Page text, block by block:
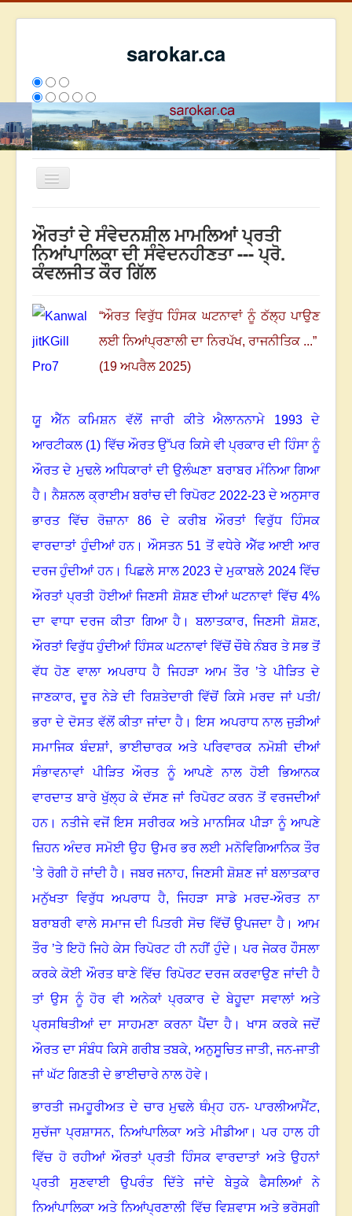
sarokar.ca
Toggle
ਰਚਨਾਵਾਂ
ਸਰੋਕਾਰ ਦੇ ਲੇਖਕ
We have 112 guests and no members online
2805282
ਇਸ ਹਫਤੇ32716 ਇਸ ਮਹੀਨੇ 41507
ਔਰਤਾਂ ਦੇ ਸੰਵੇਦਨਸ਼ੀਲ ਮਾਮਲਿਆਂ ਪ੍ਰਤੀ
ਨਿਆਂਪਾਲਿਕਾ ਦੀ ਸੰਵੇਦਨਹੀਣਤਾ --- ਪ੍ਰੋ.
ਕੰਵਲਜੀਤ ਕੌਰ ਗਿੱਲ
“ਔਰਤ ਵਿਰੁੱਧ ਹਿੰਸਕ ਘਟਨਾਵਾਂ ਨੂੰ ਠੱਲ੍ਹ ਪਾਉਣ
ਲਈ ਨਿਆਂਪ੍ਰਣਾਲੀ ਦਾ ਨਿਰਪੱਖ, ਰਾਜਨੀਤਿਕ ...”
(19 ਅਪਰੈਲ 2025)
ਯੂ ਐੱਨ ਕਮਿਸ਼ਨ ਵੱਲੋਂ ਜਾਰੀ ਕੀਤੇ ਐਲਾਨਨਾਮੇ 1993 ਦੇ
ਆਰਟੀਕਲ (1) ਵਿੱਚ ਔਰਤ ਉੱਪਰ ਕਿਸੇ ਵੀ ਪ੍ਰਕਾਰ ਦੀ ਹਿੰਸਾ ਨੂੰ
ਔਰਤ ਦੇ ਮੁਢਲੇ ਅਧਿਕਾਰਾਂ ਦੀ ਉਲੰਘਣਾ ਬਰਾਬਰ ਮੰਨਿਆ ਗਿਆ
ਹੈ ।ਨੈਸ਼ਨਲ ਕ੍ਰਾਈਮ ਬਰਾਂਚ ਦੀ ਰਿਪੋਰਟ 2022-23 ਦੇ ਅਨੁਸਾਰ
ਭਾਰਤ ਵਿੱਚ ਰੋਜ਼ਾਨਾ 86 ਦੇ ਕਰੀਬ ਔਰਤਾਂ ਵਿਰੁੱਧ ਹਿੰਸਕ
ਵਾਰਦਾਤਾਂ ਹੁੰਦੀਆਂ ਹਨ। ਔਸਤਨ 51 ਤੋਂ ਵਧੇਰੇ ਐੱਫ ਆਈ ਆਰ
ਦਰਜ ਹੁੰਦੀਆਂ ਹਨ।ਪਿਛਲੇ ਸਾਲ 2023 ਦੇ ਮੁਕਾਬਲੇ 2024 ਵਿੱਚ
ਔਰਤਾਂ ਪ੍ਰਤੀ ਹੋਈਆਂ ਜਿਣਸੀ ਸ਼ੋਸ਼ਣ ਦੀਆਂ ਘਟਨਾਵਾਂ ਵਿੱਚ 4%
ਦਾ ਵਾਧਾ ਦਰਜ ਕੀਤਾ ਗਿਆ ਹੈ ।ਬਲਾਤਕਾਰ, ਜਿਣਸੀ ਸ਼ੋਸ਼ਣ,
ਔਰਤਾਂ ਵਿਰੁੱਧ ਹੁੰਦੀਆਂ ਹਿੰਸਕ ਘਟਨਾਵਾਂ ਵਿੱਚੋਂ ਚੌਥੇ ਨੰਬਰ ਤੇ ਸਭ ਤੋਂ
ਵੱਧ ਹੋਣ ਵਾਲਾ ਅਪਰਾਧ ਹੈ ਜਿਹੜਾ ਆਮ ਤੌਰ ’ਤੇ ਪੀੜਿਤ ਦੇ
ਜਾਣਕਾਰ,ਦੂਰ ਨੇੜੇ ਦੀ ਰਿਸ਼ਤੇਦਾਰੀ ਵਿੱਚੋਂ ਕਿਸੇ ਮਰਦ ਜਾਂ ਪਤੀ/
ਭਰਾ ਦੇ ਦੋਸਤ ਵੱਲੋਂ ਕੀਤਾ ਜਾਂਦਾ ਹੈ ।ਇਸ ਅਪਰਾਧ ਨਾਲ ਜੁੜੀਆਂ
ਸਮਾਜਿਕ ਬੰਦਸ਼ਾਂ,ਭਾਈਚਾਰਕ ਅਤੇ ਪਰਿਵਾਰਕ ਨਮੋਸ਼ੀ ਦੀਆਂ
ਸੰਭਾਵਨਾਵਾਂ ਪੀੜਿਤ ਔਰਤ ਨੂੰ ਆਪਣੇ ਨਾਲ ਹੋਈ ਭਿਆਨਕ
ਵਾਰਦਾਤ ਬਾਰੇ ਖੁੱਲ੍ਹ ਕੇ ਦੱਸਣ ਜਾਂ ਰਿਪੋਰਟ ਕਰਨ ਤੋਂ ਵਰਜਦੀਆਂ
ਹਨ।ਨਤੀਜੇ ਵਜੋਂ ਇਸ ਸਰੀਰਕ ਅਤੇ ਮਾਨਸਿਕ ਪੀੜਾ ਨੂੰ ਆਪਣੇ
ਜ਼ਿਹਨ ਅੰਦਰ ਸਮੋਈ ਉਹ ਉਮਰ ਭਰ ਲਈ ਮਨੋਵਿਗਿਆਨਿਕ ਤੌਰ
’ਤੇ ਰੋਗੀ ਹੋ ਜਾਂਦੀ ਹੈ ।ਜਬਰ ਜਨਾਹ, ਜਿਣਸੀ ਸ਼ੋਸ਼ਣ ਜਾਂ ਬਲਾਤਕਾਰ
ਮਨੁੱਖਤਾ ਵਿਰੁੱਧ ਅਪਰਾਧ ਹੈ, ਜਿਹੜਾ ਸਾਡੇ ਮਰਦ-ਔਰਤ ਨਾ
ਬਰਾਬਰੀ ਵਾਲੇ ਸਮਾਜ ਦੀ ਪਿਤਰੀ ਸੋਚ ਵਿੱਚੋਂ ਉਪਜਦਾ ਹੈ ।ਆਮ
ਤੌਰ ’ਤੇ ਇਹੋ ਜਿਹੇ ਕੇਸ ਰਿਪੋਰਟ ਹੀ ਨਹੀਂ ਹੁੰਦੇ।ਪਰ ਜੇਕਰ ਹੌਸਲਾ
ਕਰਕੇ ਕੋਈ ਔਰਤ ਥਾਣੇ ਵਿੱਚ ਰਿਪੋਰਟ ਦਰਜ ਕਰਵਾਉਣ ਜਾਂਦੀ ਹੈ
ਤਾਂ ਉਸ ਨੂੰ ਹੋਰ ਵੀ ਅਨੇਕਾਂ ਪ੍ਰਕਾਰ ਦੇ ਬੇਹੂਦਾ ਸਵਾਲਾਂ ਅਤੇ
ਪ੍ਰਸਥਿਤੀਆਂ ਦਾ ਸਾਹਮਣਾ ਕਰਨਾ ਪੈਂਦਾ ਹੈ ।ਖਾਸ ਕਰਕੇ ਜਦੋਂ
ਔਰਤ ਦਾ ਸੰਬੰਧ ਕਿਸੇ ਗਰੀਬ ਤਬਕੇ, ਅਨੁਸੂਚਿਤ ਜਾਤੀ,ਜਨ-ਜਾਤੀ
ਜਾਂ ਘੱਟ ਗਿਣਤੀ ਦੇ ਭਾਈਚਾਰੇ ਨਾਲ ਹੋਵੇ।
ਭਾਰਤੀ ਜਮਹੂਰੀਅਤ ਦੇ ਚਾਰ ਮੁਢਲੇ ਥੰਮ੍ਹ ਹਨ- ਪਾਰਲੀਆਮੈਂਟ,
ਸੁਚੱਜਾ ਪ੍ਰਸ਼ਾਸਨ, ਨਿਆਂਪਾਲਿਕਾ ਅਤੇ ਮੀਡੀਆ।ਪਰ ਹਾਲ ਹੀ
ਵਿੱਚ ਹੋ ਰਹੀਆਂ ਔਰਤਾਂ ਪ੍ਰਤੀ ਹਿੰਸਕ ਵਾਰਦਾਤਾਂ ਅਤੇ ਉਹਨਾਂ
ਪ੍ਰਤੀ ਸੁਣਵਾਈ ਉਪਰੰਤ ਦਿੱਤੇ ਜਾਂਦੇ ਬੇਤੁਕੇ ਫੈਸਲਿਆਂ ਨੇ
ਨਿਆਂਪਾਲਿਕਾ ਅਤੇ ਨਿਆਂਪ੍ਰਣਾਲੀ ਵਿੱਚ ਵਿਸ਼ਵਾਸ ਅਤੇ ਭਰੋਸਗੀ